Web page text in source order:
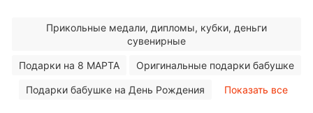
Прикольные медали, дипломы, кубки, деньги
сувенирные
Подарки на 8 МАРТА Оригинальные подарки бабушке
Подарки бабушке на День Рождения Показать все